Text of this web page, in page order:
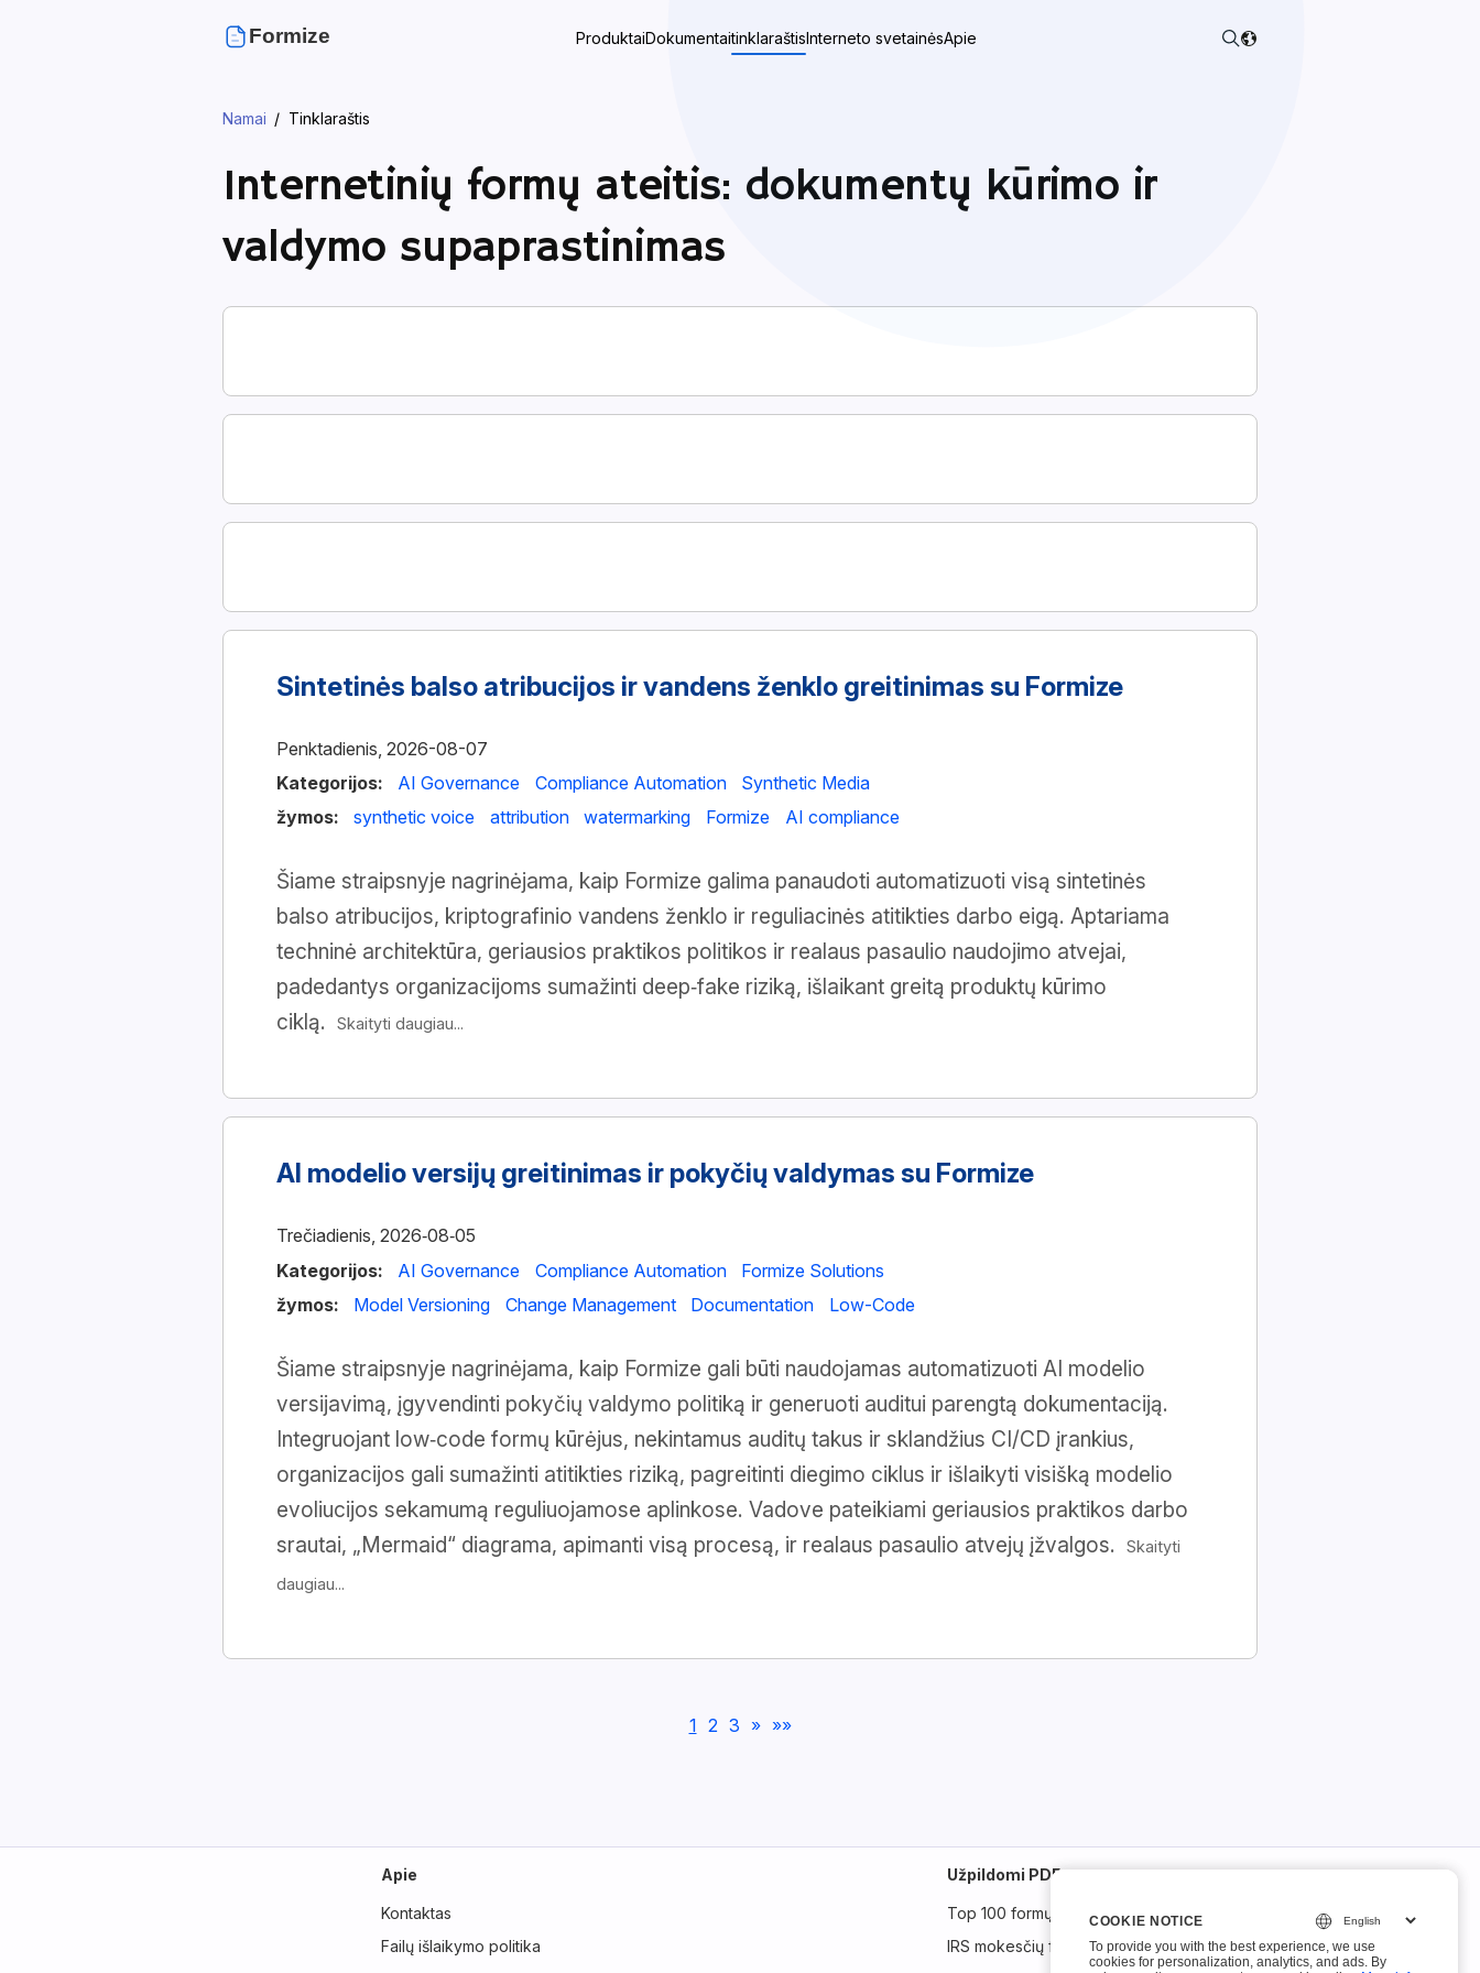
Formize ProduktaiDokumentaitinklaraštisInterneto svetainėsApie
Namai Tinklaraštis
Internetinių formų ateitis: dokumentų kūrimo ir
valdymo supaprastinimas
Sintetinės balso atribucijos ir vandens ženklo greitinimas su Formize
Penktadienis, 2026-08-07
Kategorijos:
AI Governance Compliance Automation
Synthetic Media
žymos:
synthetic voice attribution watermarking Formize AI compliance
Šiame straipsnyje nagrinėjama, kaip Formize galima panaudoti automatizuoti visą sintetinės
balso atribucijos, kriptografinio vandens ženklo ir reguliacinės atitikties darbo eigą. Aptariama
techninė architektūra, geriausios praktikos politikos ir realaus pasaulio naudojimo atvejai,
padedantys organizacijoms sumažinti deep‑fake riziką, išlaikant greitą produktų kūrimo
ciklą.
Skaityti daugiau...
AI modelio versijų greitinimas ir pokyčių valdymas su Formize
Trečiadienis, 2026‑08‑05
Kategorijos:
AI Governance Compliance Automation
Formize Solutions
žymos:
Model Versioning Change Management Documentation Low-Code
Šiame straipsnyje nagrinėjama, kaip Formize gali būti naudojamas automatizuoti AI modelio
versijavimą, įgyvendinti pokyčių valdymo politiką ir generuoti auditui parengtą dokumentaciją.
Integruojant low‑code formų kūrėjus, nekintamus auditų takus ir sklandžius CI/CD įrankius,
organizacijos gali sumažinti atitikties riziką, pagreitinti diegimo ciklus ir išlaikyti visišką modelio
evoliucijos sekamumą reguliuojamose aplinkose. Vadove pateikiami geriausios praktikos darbo
srautai, „Mermaid“ diagrama, apimanti visą procesą, ir realaus pasaulio atvejų įžvalgos.
Skaityti
daugiau...
1 2 3 » »»
Apie
Kontaktas
Failų išlaikymo politika
Užpildomi PDF
Top 100 formų
IRS mokesčių formos
COOKIE NOTICE
To provide you with the best experience, we use
cookies for personalization, analytics, and ads. By
COOKIE NOTICE
To provide you with the best experience, we use
cookies for personalization, analytics, and ads. By